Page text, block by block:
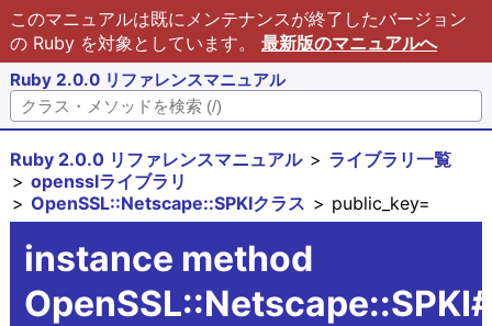
このマニュアルは既にメンテナンスが終了したバージョン
の Ruby を対象としています。 最新版のマニュアルへ
Ruby 2.0.0 リファレンスマニュアル
Ruby 2.0.0 リファレンスマニュアル
ライブラリ一覧
opensslライブラリ
OpenSSL::Netscape::SPKIクラス
public_key=
instance method